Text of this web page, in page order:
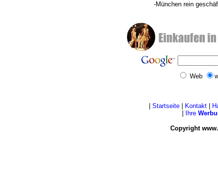
-München rein
Web
Startseite| Kontakt|
Ihre
Copyright